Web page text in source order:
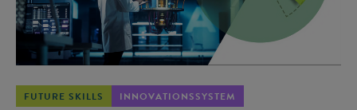
FUTURE SKILLS INNOVATIONSSYSTEM